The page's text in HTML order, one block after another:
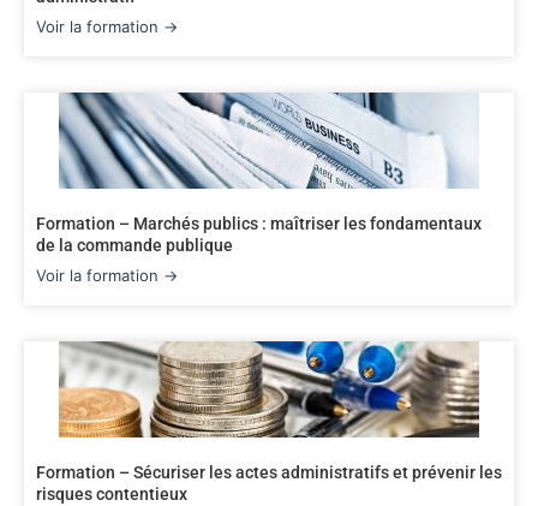
Voir la formation →
Formation – Marchés publics : maîtriser les fondamentaux
de la commande publique
Voir la formation →
Formation – Sécuriser les actes administratifs et prévenir les
risques contentieux